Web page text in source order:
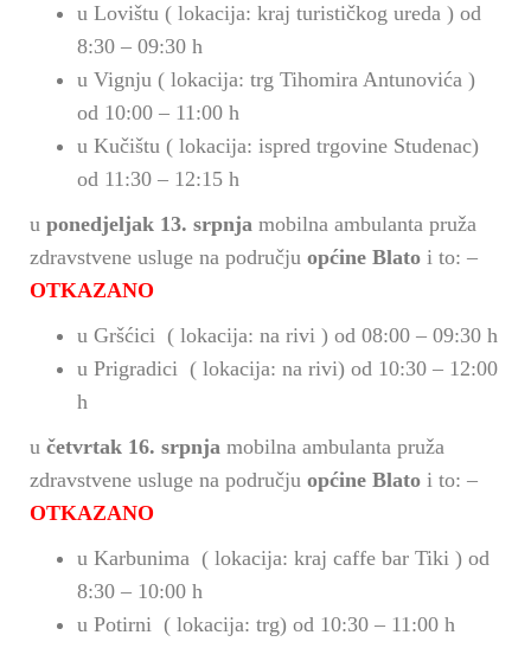
u Lovištu ( lokacija: kraj turističkog ureda ) od
8:30 – 09:30 h
u Vignju ( lokacija: trg Tihomira Antunovića )
od 10:00 – 11:00 h
u Kučištu ( lokacija: ispred trgovine Studenac)
od 11:30 – 12:15 h
u ponedjeljak 13. srpnja mobilna ambulanta pruža
zdravstvene usluge na području općine Blato i to: –
OTKAZANO
u Gršćici ( lokacija: na rivi ) od 08:00 – 09:30 h
u Prigradici ( lokacija: na rivi) od 10:30 – 12:00
h
u četvrtak 16. srpnja mobilna ambulanta pruža
zdravstvene usluge na području općine Blato i to: –
OTKAZANO
u Karbunima ( lokacija: kraj caffe bar Tiki ) od
8:30 – 10:00 h
u Potirni ( lokacija: trg) od 10:30 – 11:00 h